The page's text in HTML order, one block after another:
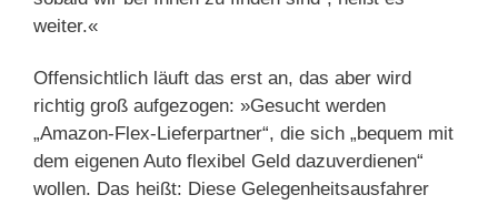
weiter.«
Offensichtlich läuft das erst an, das aber wird
richtig groß aufgezogen: »Gesucht werden
„Amazon-Flex-Lieferpartner“, die sich „bequem mit
dem eigenen Auto flexibel Geld dazuverdienen“
wollen. Das heißt: Diese Gelegenheitsausfahrer